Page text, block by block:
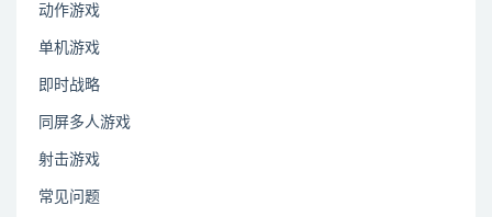
动作游戏
单机游戏
即时战略
同屏多人游戏
射击游戏
常见问题